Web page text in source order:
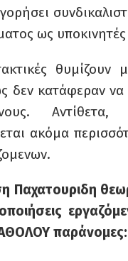
ως
θυμίζουν
δεν κατάφεραν
ακόμα
Παχατουριδη
παράνομες: